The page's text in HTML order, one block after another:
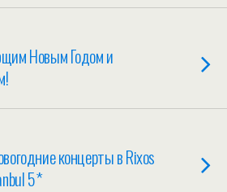
Новым Годом и
концерты в Rixos
5*